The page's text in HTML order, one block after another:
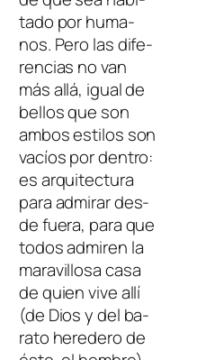
ta­do por hu­ma­
nos. Pero las di­fe­
ren­cias no van
más allá, igual de
be­llos que son
am­bos es­ti­los son
va­cíos por den­tro:
es ar­qui­tec­tu­ra
pa­ra ad­mi­rar des­
de fue­ra, pa­ra que
to­dos ad­mi­ren la
ma­ra­vi­llo­sa ca­sa
de quien vi­ve allí
(de Dios y del ba­
ra­to he­re­de­ro de